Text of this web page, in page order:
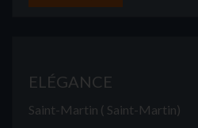
ELÉGANCE
Saint-Martin ( Saint-Martin)